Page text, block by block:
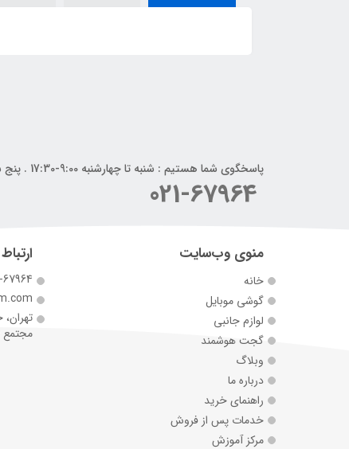
پاسخگوی شما هستیم : شنبه تا چهارشنبه 9:00-17:30 . پنج شنبه 9:00-14:00
021-67964
منوی وب‌سایت
خانه
گوشی موبایل
لوازم جانبی
گجت هوشمند
وبلاگ
درباره ما
راهنمای خرید
خدمات پس از فروش
مرکز آموزش
67964
مجتمع